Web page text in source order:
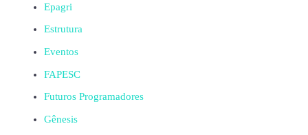
Epagri
Estrutura
Eventos
FAPESC
Futuros Programadores
Gênesis